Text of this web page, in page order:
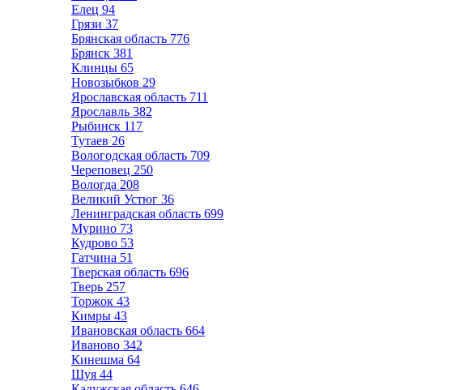
Елец 94
Грязи 37
Брянская область 776
Брянск 381
Клинцы 65
Новозыбков 29
Ярославская область 711
Ярославль 382
Рыбинск 117
Тутаев 26
Вологодская область 709
Череповец 250
Вологда 208
Великий Устюг 36
Ленинградская область 699
Мурино 73
Кудрово 53
Гатчина 51
Тверская область 696
Тверь 257
Торжок 43
Кимры 43
Ивановская область 664
Иваново 342
Кинешма 64
Шуя 44